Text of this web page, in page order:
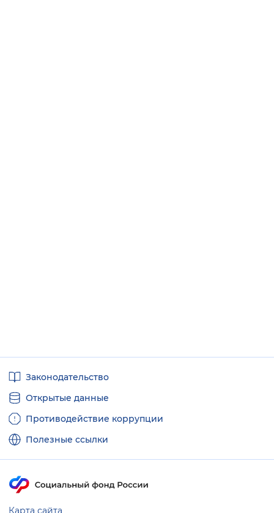
ссылкиЗаконодательство
Открытые данные
Противодействие коррупции
Полезные ссылки
Карта сайта